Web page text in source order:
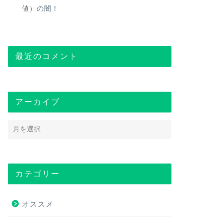
値）の闇！
最近のコメント
アーカイブ
カテゴリー
オススメ